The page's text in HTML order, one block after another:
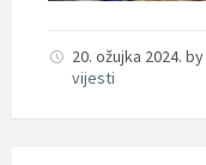
20. ožujka 2024. by
vijesti